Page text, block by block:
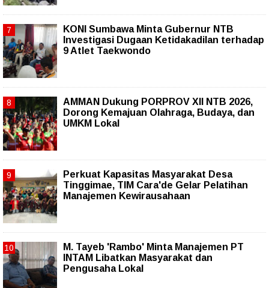
KONI Sumbawa Minta Gubernur NTB
Investigasi Dugaan Ketidakadilan terhadap
9 Atlet Taekwondo
AMMAN Dukung PORPROV XII NTB 2026,
Dorong Kemajuan Olahraga, Budaya, dan
UMKM Lokal
Perkuat Kapasitas Masyarakat Desa
Tinggimae, TIM Cara'de Gelar Pelatihan
Manajemen Kewirausahaan
M. Tayeb 'Rambo' Minta Manajemen PT
INTAM Libatkan Masyarakat dan
Pengusaha Lokal